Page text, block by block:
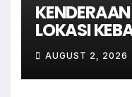
LOKASI
SELATAN
AUGUST 2, 2026